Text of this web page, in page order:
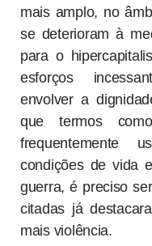
mais amplo, no
se deterioram à
para o
esforços
envolver a
que termos
frequentemente
condições de vida
guerra, é preciso
citadas já
mais violência.